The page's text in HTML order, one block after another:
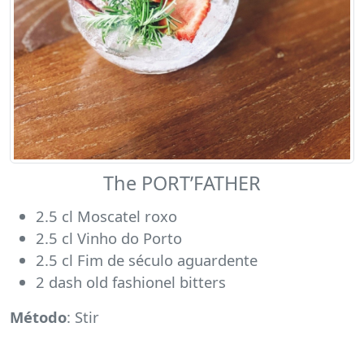
The PORT’FATHER
2.5 cl Moscatel roxo
2.5 cl Vinho do Porto
2.5 cl Fim de século aguardente
2 dash old fashionel bitters
Método: Stir